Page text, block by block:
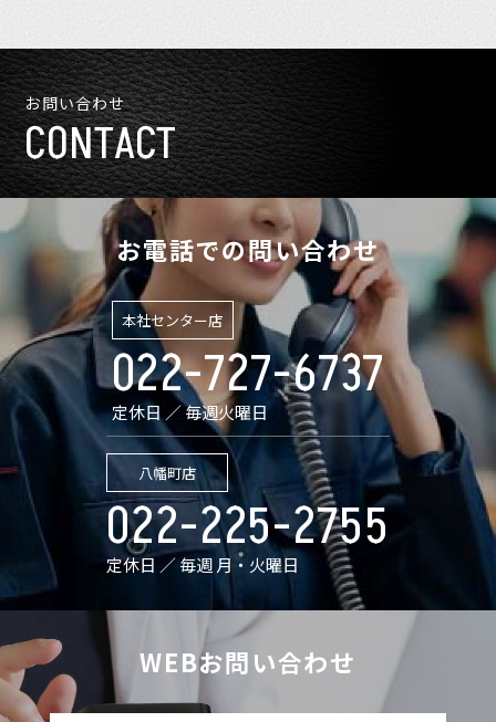
お問い合わせ
CONTACT
お電話での問い合わせ
本社センター店
022-727-6737
定休日 ／ 毎週火曜日
八幡町店
022-225-2755
定休日 ／ 毎週 月・火曜日
WEBお問い合わせ